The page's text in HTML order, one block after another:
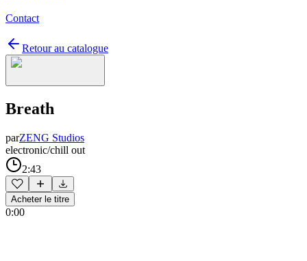
Contact
Retour au catalogue
Breath
parZENG Studios
electronic/chill out
2:43
Acheter le titre
0:00